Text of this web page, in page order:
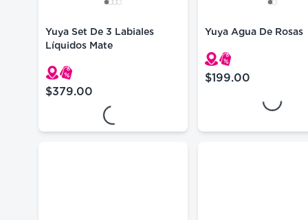
Yuya Set De 3 Labiales
Líquidos Mate
$379.00
precio actual $379.00
Loading...
Yuya Agua De Rosas
$199.00
precio actual
Loading...